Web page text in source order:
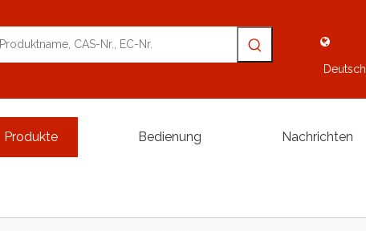
Deutsch
Produkte Bedienung Nachrichten